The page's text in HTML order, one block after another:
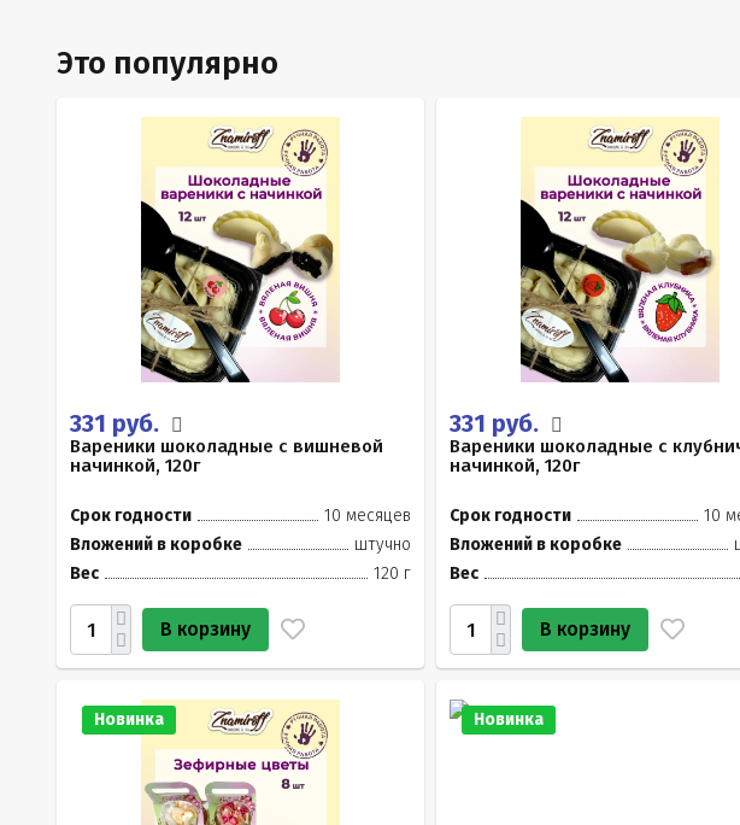
Это популярно
331 руб.
Вареники шоколадные с вишневой
начинкой, 120г
Срок годности
10 месяцев
Вложений в коробке
штучно
Вес
120 г
В корзину
331 руб.
Вареники шоколадные с
начинкой, 120г
Срок годности
10
Вложений в коробке
Вес
В корзину
Новинка Новинка